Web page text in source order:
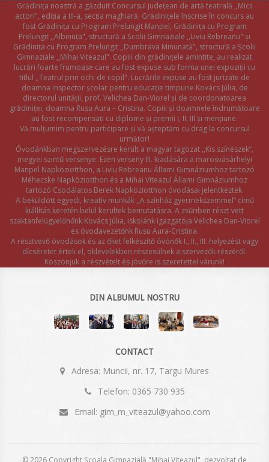
Grădinița noastră a găzduit Concursul județean de artă teatrală ,,Micii
actori", ediția a III-a, secția maghiară. Grădinițele înscrise în concurs au
fost Grădinița cu Program Prelungit Manpel, Grădinița cu Program
Prelungit ,,Albinuța", structură a Școlii Gimnaziale ,,Liviu Rebreanu" și
Grădinița cu Program Prelungit ,,Dumbrava Minunată", structură a Școlii
Gimnaziale ,,Mihai Viteazul". Copiii din grădinițele amintite, au realizat
lucrări foarte frumoase care au fost expuse sub forma unei expoziții cu
titlul ,,Teatrul prin ochi de copil". Lucrările expuse au fost jurizate de
doamna inspector școlar pentru educație timpurie Kovács Júlia, de
directorul unității, prof. Velichea Dan-Viorel și de coordonatoarea
grădiniței, doamna Rusu Aura – Cristina. Copiii și doamnele îndrumătoare
au fost recompensați cu diplome și premii I, II, III și mențiune.
Vă mulțumim pentru participare și vă așteptăm cu drag la concursul
următor!
Óvodánkban megszervezésre került a magyar tagozat ,,Kis színészek”,
megyei szintű versenye. Ezen verseny III. kiadására a marosvásárhelyi
Manpel Napköziotthon, a Liviu Rebreanu Állami Gimnáziumhoz tartozó
Méhecske Napköziotthon és a Mihai Viteazul Állami Gimnáziumhoz
tartozó Csodálatos Berek Napköziotthon óvodásai jelentkeztek.
A beküldött egyedi, kreatív munkák ,,A színház gyermekszemmel” című
kiállítás keretén belül kerültek bemutatásra. A zsűriben részt vett
szaktanfelügyelőnőnk Kovács Júlia, iskolánk igazgatója Velichea Dan-Viorel
és óvodavezetőnk Rusu Aura-Cristina.
A résztvevő óvodások és az őket felkészítő óvónők I., II., III. helyezést vagy
dícséretet értek el, oklevelekben részesülnek a szervezők részéről.
Köszönjük a részvételt és jövőre is szeretettel várunk!
DIN ALBUMUL NOSTRU
CONTACT
Adresa: Muncii, nr. 17, Targu Mures
Telefon: 0365 730 935
Email: gim_m_viteazul@yahoo.com
© 2026 Copyright Școala Gimnazială "Mihai Viteazul", dezvoltat de